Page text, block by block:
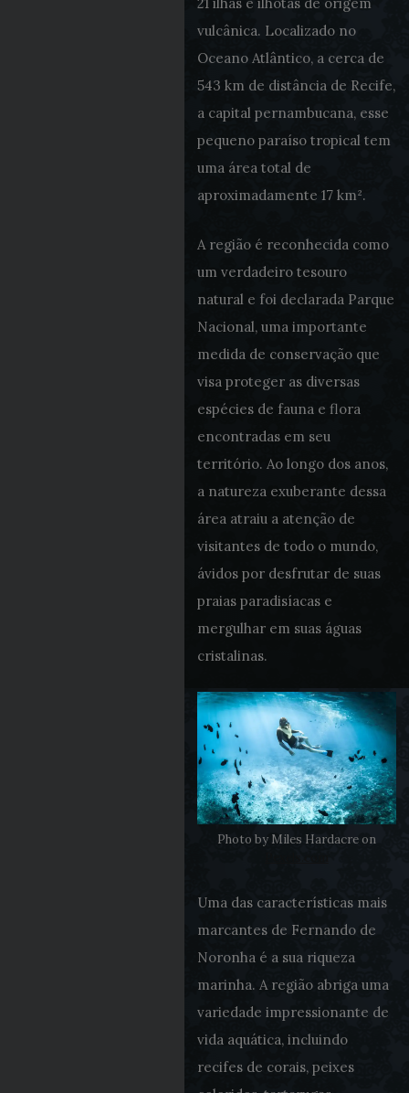
vulcânica. Localizado no
Oceano Atlântico, a cerca de
543 km de distância de Recife,
a capital pernambucana, esse
pequeno paraíso tropical tem
uma área total de
aproximadamente 17 km².
A região é reconhecida como
um verdadeiro tesouro
natural e foi declarada Parque
Nacional, uma importante
medida de conservação que
visa proteger as diversas
espécies de fauna e flora
encontradas em seu
território. Ao longo dos anos,
a natureza exuberante dessa
área atraiu a atenção de
visitantes de todo o mundo,
ávidos por desfrutar de suas
praias paradisíacas e
mergulhar em suas águas
cristalinas.
Photo by Miles Hardacre on
Uma das características mais
marcantes de Fernando de
Noronha é a sua riqueza
marinha. A região abriga uma
variedade impressionante de
vida aquática, incluindo
recifes de corais, peixes